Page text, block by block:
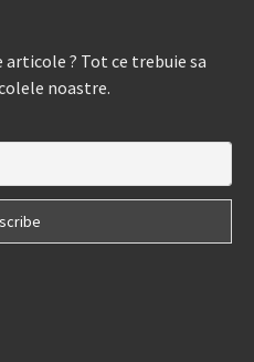
? Tot ce trebuie sa
noastre.